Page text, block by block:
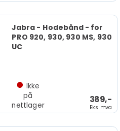
Jabra - Hodebånd - for
PRO 920, 930, 930 MS, 930
UC
389,-
Eks mva
Ikke
på
nettlager